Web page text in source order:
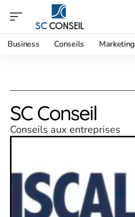
Business Conseils Marketing
SC Conseil
Conseils aux entreprises